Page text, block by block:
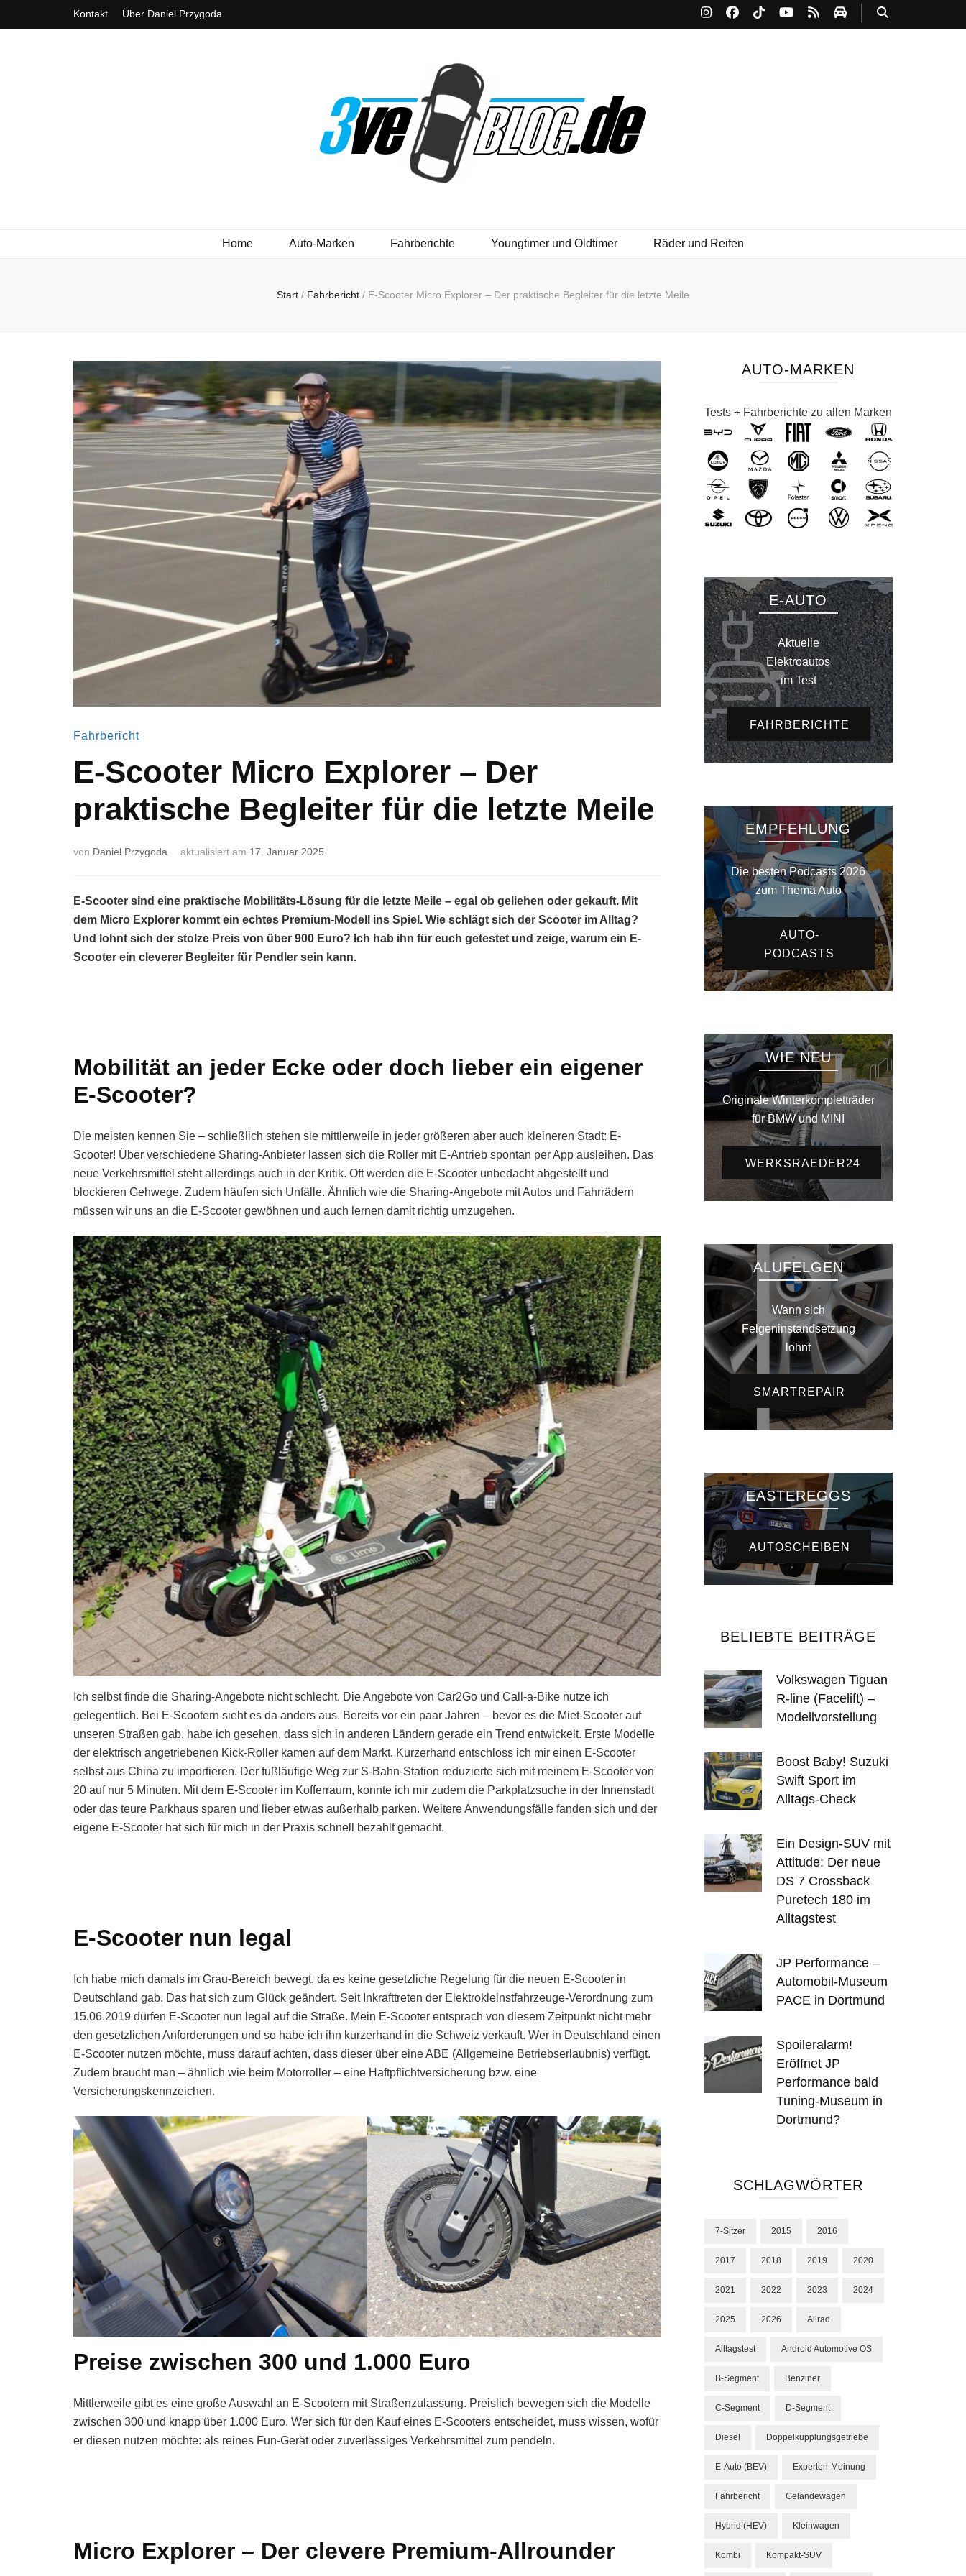
Kontakt Über Daniel Przygoda
Home Auto-Marken Fahrberichte Youngtimer und Oldtimer Räder und Reifen
Start / Fahrbericht / E-Scooter Micro Explorer – Der praktische Begleiter für die letzte Meile
Fahrbericht
E-Scooter Micro Explorer – Der
praktische Begleiter für die letzte Meile
von Daniel Przygoda aktualisiert am 17. Januar 2025
E-Scooter sind eine praktische Mobilitäts-Lösung für die letzte Meile – egal ob geliehen oder gekauft. Mit
dem Micro Explorer kommt ein echtes Premium-Modell ins Spiel. Wie schlägt sich der Scooter im Alltag?
Und lohnt sich der stolze Preis von über 900 Euro? Ich hab ihn für euch getestet und zeige, warum ein E-
Scooter ein cleverer Begleiter für Pendler sein kann.
Mobilität an jeder Ecke oder doch lieber ein eigener
E-Scooter?
Die meisten kennen Sie – schließlich stehen sie mittlerweile in jeder größeren aber auch kleineren Stadt: E-
Scooter! Über verschiedene Sharing-Anbieter lassen sich die Roller mit E-Antrieb spontan per App ausleihen. Das
neue Verkehrsmittel steht allerdings auch in der Kritik. Oft werden die E-Scooter unbedacht abgestellt und
blockieren Gehwege. Zudem häufen sich Unfälle. Ähnlich wie die Sharing-Angebote mit Autos und Fahrrädern
müssen wir uns an die E-Scooter gewöhnen und auch lernen damit richtig umzugehen.
Ich selbst finde die Sharing-Angebote nicht schlecht. Die Angebote von Car2Go und Call-a-Bike nutze ich
gelegentlich. Bei E-Scootern sieht es da anders aus. Bereits vor ein paar Jahren – bevor es die Miet-Scooter auf
unseren Straßen gab, habe ich gesehen, dass sich in anderen Ländern gerade ein Trend entwickelt. Erste Modelle
der elektrisch angetriebenen Kick-Roller kamen auf dem Markt. Kurzerhand entschloss ich mir einen E-Scooter
selbst aus China zu importieren. Der fußläufige Weg zur S-Bahn-Station reduzierte sich mit meinem E-Scooter von
20 auf nur 5 Minuten. Mit dem E-Scooter im Kofferraum, konnte ich mir zudem die Parkplatzsuche in der Innenstadt
oder das teure Parkhaus sparen und lieber etwas außerhalb parken. Weitere Anwendungsfälle fanden sich und der
eigene E-Scooter hat sich für mich in der Praxis schnell bezahlt gemacht.
E-Scooter nun legal
Ich habe mich damals im Grau-Bereich bewegt, da es keine gesetzliche Regelung für die neuen E-Scooter in
Deutschland gab. Das hat sich zum Glück geändert. Seit Inkrafttreten der Elektrokleinstfahrzeuge-Verordnung zum
15.06.2019 dürfen E-Scooter nun legal auf die Straße. Mein E-Scooter entsprach von diesem Zeitpunkt nicht mehr
den gesetzlichen Anforderungen und so habe ich ihn kurzerhand in die Schweiz verkauft. Wer in Deutschland einen
E-Scooter nutzen möchte, muss darauf achten, dass dieser über eine ABE (Allgemeine Betriebserlaubnis) verfügt.
Zudem braucht man – ähnlich wie beim Motorroller – eine Haftpflichtversicherung bzw. eine
Versicherungskennzeichen.
Preise zwischen 300 und 1.000 Euro
Mittlerweile gibt es eine große Auswahl an E-Scootern mit Straßenzulassung. Preislich bewegen sich die Modelle
zwischen 300 und knapp über 1.000 Euro. Wer sich für den Kauf eines E-Scooters entscheidet, muss wissen, wofür
er diesen nutzen möchte: als reines Fun-Gerät oder zuverlässiges Verkehrsmittel zum pendeln.
Micro Explorer – Der clevere Premium-Allrounder
AUTO-MARKEN
Tests + Fahrberichte zu allen Marken
E-AUTO
Aktuelle
Elektroautos
im Test
FAHRBERICHTE
EMPFEHLUNG
Die besten Podcasts 2026
zum Thema Auto
AUTO-
PODCASTS
WIE NEU
Originale Winterkompletträder
für BMW und MINI
WERKSRAEDER24
ALUFELGEN
Wann sich
Felgeninstandsetzung
lohnt
SMARTREPAIR
EASTEREGGS
AUTOSCHEIBEN
BELIEBTE BEITRÄGE
Volkswagen Tiguan
R-line (Facelift) –
Modellvorstellung
Boost Baby! Suzuki
Swift Sport im
Alltags-Check
Ein Design-SUV mit
Attitude: Der neue
DS 7 Crossback
Puretech 180 im
Alltagstest
JP Performance –
Automobil-Museum
PACE in Dortmund
Spoileralarm!
Eröffnet JP
Performance bald
Tuning-Museum in
Dortmund?
SCHLAGWÖRTER
7-Sitzer 2015 2016
2017 2018 2019 2020
2021 2022 2023 2024
2025 2026 Allrad
Alltagstest Android Automotive OS
B-Segment Benziner
C-Segment D-Segment
Diesel Doppelkupplungsgetriebe
E-Auto (BEV) Experten-Meinung
Fahrbericht Geländewagen
Hybrid (HEV) Kleinwagen
Kombi Kompakt-SUV